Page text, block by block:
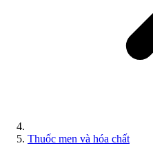
Thuốc men và hóa chất